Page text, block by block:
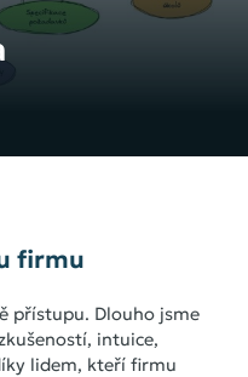
firmu
přístupu. Dlouho jsme
intuice,
lidem, kteří firmu